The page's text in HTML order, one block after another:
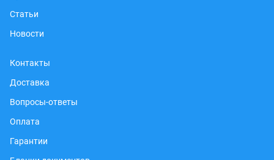
Статьи
Новости
Контакты
Доставка
Вопросы-ответы
Оплата
Гарантии